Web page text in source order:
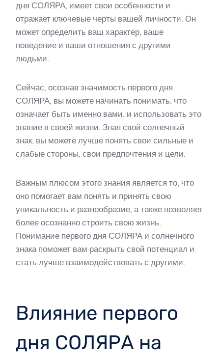
дня СОЛЯРА, имеет свои особенности и
отражает ключевые черты вашей личности. Он
может определить ваш характер, ваше
поведение и ваши отношения с другими
людьми.
Сейчас, осознав значимость первого дня
СОЛЯРА, вы можете начинать понимать, что
означает быть именно вами, и использовать это
знание в своей жизни. Зная свой солнечный
знак, вы можете лучше понять свои сильные и
слабые стороны, свои предпочтения и цели.
Важным плюсом этого знания является то, что
оно помогает вам понять и принять свою
уникальность и разнообразие, а также позволяет
более осознанно строить свою жизнь.
Понимание первого дня СОЛЯРА и солнечного
знака поможет вам раскрыть свой потенциал и
стать лучше взаимодействовать с другими.
Влияние первого
дня СОЛЯРА на